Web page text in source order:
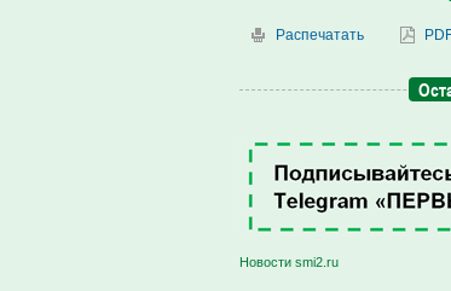
Распечатать
Новости smi2.ru